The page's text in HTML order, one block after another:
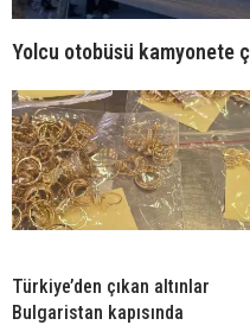
Yolcu otobüsü kamyonete
Türkiye’den çıkan altınlar
Bulgaristan kapısında